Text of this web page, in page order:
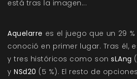
está tras la imagen...
Aquelarre es el juego que un 29
conoció en primer lugar. Tras él,
y tres históricos como sonsLAng
y NSd20 (5 %). El resto de